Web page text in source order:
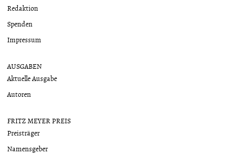
Redaktion
Spenden
Impressum
AUSGABEN
Aktuelle Ausgabe
Autoren
FRITZ MEYER PREIS
Preisträger
Namensgeber